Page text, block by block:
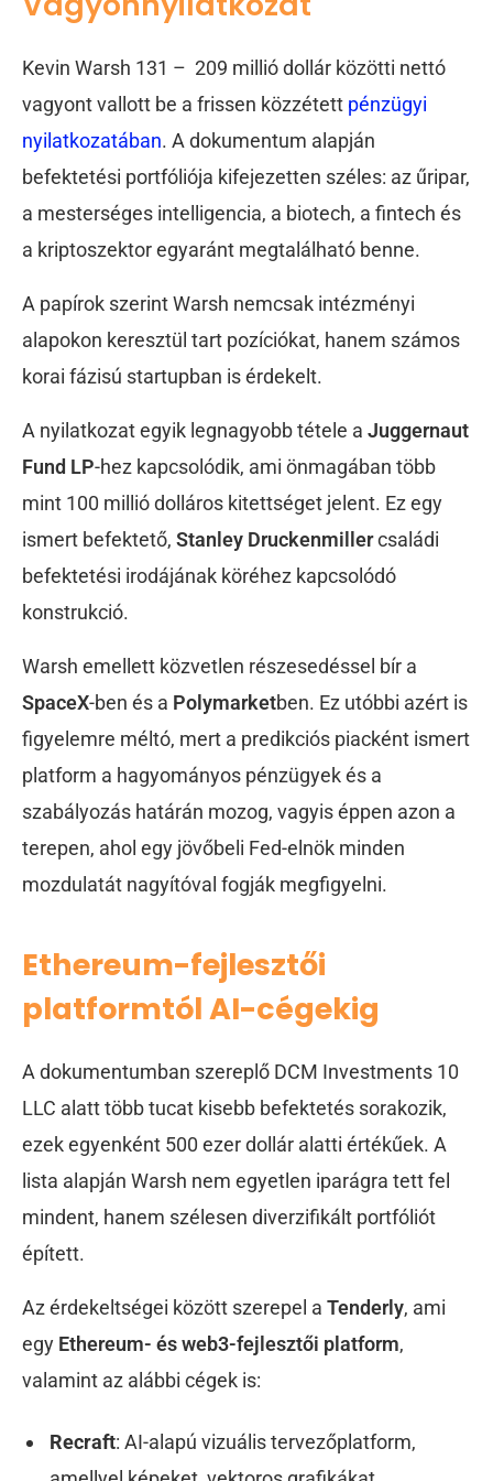
Kevin Warsh 131 – 209 millió dollár közötti nettó
vagyont vallott be a frissen közzétett pénzügyi
nyilatkozatában. A dokumentum alapján
befektetési portfóliója kifejezetten széles: az űripar,
a mesterséges intelligencia, a biotech, a fintech és
a kriptoszektor egyaránt megtalálható benne.
A papírok szerint Warsh nemcsak intézményi
alapokon keresztül tart pozíciókat, hanem számos
korai fázisú startupban is érdekelt.
A nyilatkozat egyik legnagyobb tétele a Juggernaut
Fund LP-hez kapcsolódik, ami önmagában több
mint 100 millió dolláros kitettséget jelent. Ez egy
ismert befektető, Stanley Druckenmillercsaládi
befektetési irodájának köréhez kapcsolódó
konstrukció.
Warsh emellett közvetlen részesedéssel bír a
SpaceX-ben és a Polymarketben. Ez utóbbi azért is
figyelemre méltó, mert a predikciós piacként ismert
platform a hagyományos pénzügyek és a
szabályozás határán mozog, vagyis éppen azon a
terepen, ahol egy jövőbeli Fed-elnök minden
mozdulatát nagyítóval fogják megfigyelni.
Ethereum-fejlesztői
platformtól AI-cégekig
A dokumentumban szereplő DCM Investments 10
LLC alatt több tucat kisebb befektetés sorakozik,
ezek egyenként 500 ezer dollár alatti értékűek. A
lista alapján Warsh nem egyetlen iparágra tett fel
mindent, hanem szélesen diverzifikált portfóliót
épített.
Az érdekeltségei között szerepel a Tenderly, ami
egy Ethereum- és web3-fejlesztői platform,
valamint az alábbi cégek is:
Recraft: AI-alapú vizuális tervezőplatform,